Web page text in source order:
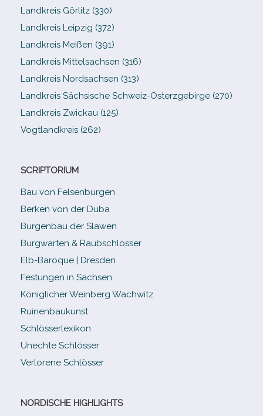
Landkreis Görlitz (330)
Landkreis Leipzig (372)
Landkreis Meißen (391)
Landkreis Mittelsachsen (316)
Landkreis Nordsachsen (313)
Landkreis Sächsische Schweiz-​Osterzgebirge (270)
Landkreis Zwickau (125)
Vogtlandkreis (262)
SCRIPTORIUM
Bau von Felsenburgen
Berken von der Duba
Burgenbau der Slawen
Burgwarten & Raubschlösser
Elb-​Baroque | Dresden
Festungen in Sachsen
Königlicher Weinberg Wachwitz
Ruinenbaukunst
Schlösserlexikon
Unechte Schlösser
Verlorene Schlösser
NORDISCHE HIGHLIGHTS